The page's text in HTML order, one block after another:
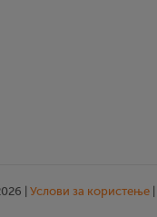
| Услови за користење